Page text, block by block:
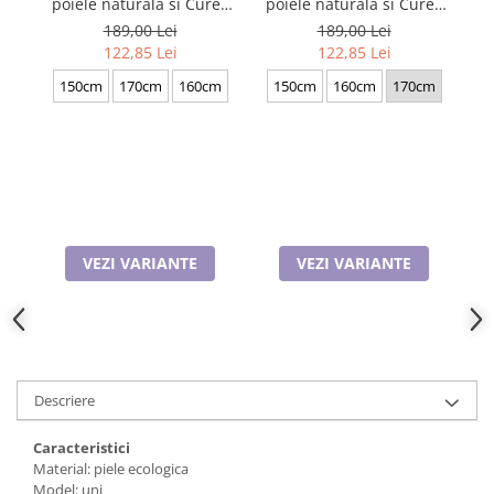
Cadouri pentru Doctori
Cadouri pentru Sfânta Maria
Martisoare
poiele naturala si Curea
de barbati neagra, serie
mare battal, A702-
4.N_1379
189,00 Lei
122,85 Lei
150cm 170cm 160cm
VEZI VARIANTE
poiele naturala si Curea
de barbati neagra, serie
mare battal, A702-
4.M_1123
189,00 Lei
122,85 Lei
150cm 160cm 170cm
VEZI VARIANTE
Descriere
Caracteristici
Material: piele ecologica